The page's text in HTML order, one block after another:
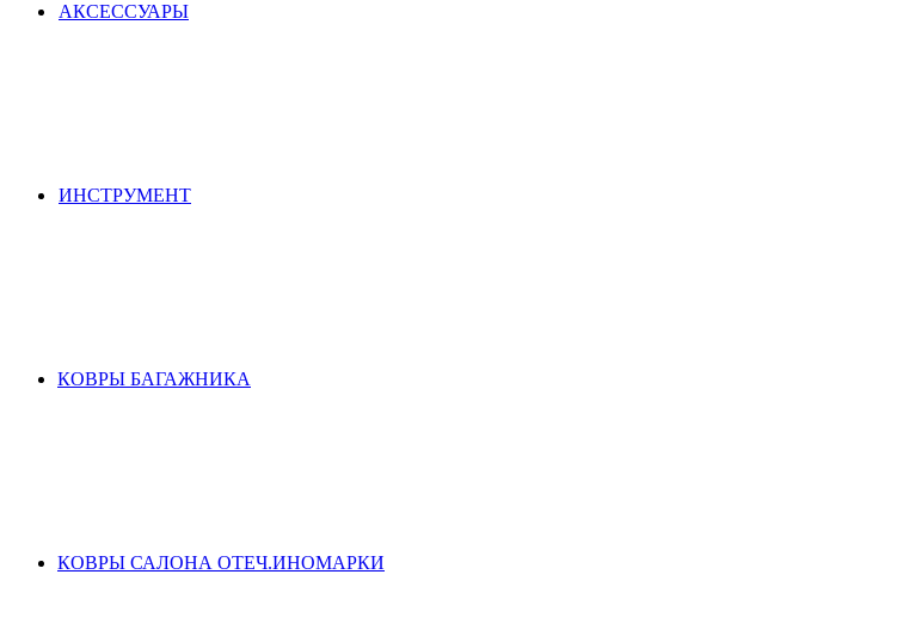
АКСЕСCУАРЫ
ИНСТРУМЕНТ
КОВРЫ БАГАЖНИКА
КОВРЫ САЛОНА ОТЕЧ.ИНОМАРКИ